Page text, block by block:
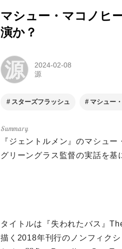
マシュー・マコノヒ
演か？
源
2024-02-08
源
スターズフラッシュ マシュー
『ジェントルメン』のマシュ
グリーングラス監督の実話を基
タイトルは『失われたバス』
描く2018年刊行のノンフィク